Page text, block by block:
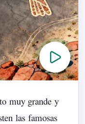
muy grande y
las famosas